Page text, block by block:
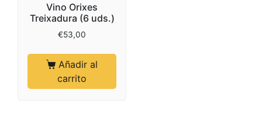
Vino Orixes
Treixadura (6 uds.)
€53,00
Añadir al
carrito